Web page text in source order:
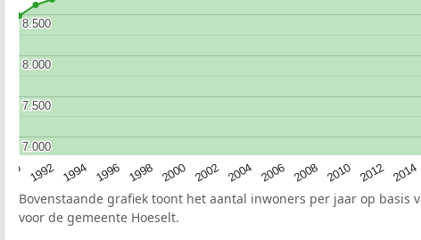
1992 1994 1996 1998 2000 2002 2004 2006 2008 2010 2012 2014
7.000
7.000
7.500
7.500
8.000
8.000
8.500
8.500
Bovenstaande grafiek toont het aantal inwoners per jaar op basis
voor de gemeente Hoeselt.